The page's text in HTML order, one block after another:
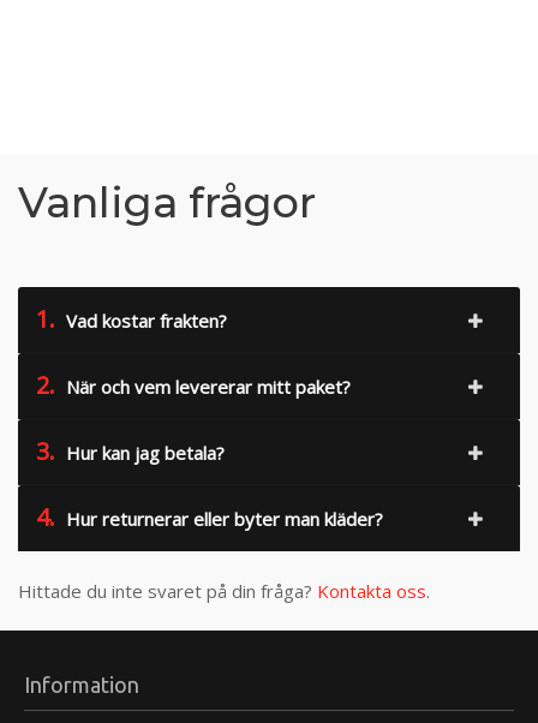
Vanliga frågor
1. Vad kostar frakten?
2. När och vem levererar mitt paket?
3. Hur kan jag betala?
4. Hur returnerar eller byter man kläder?
Hittade du inte svaret på din fråga? Kontakta oss.
Information